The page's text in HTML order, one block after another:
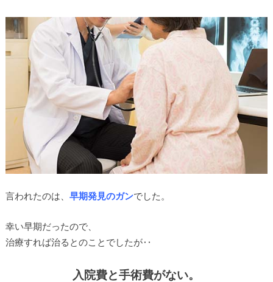
言われたのは、 早期発見のガンでした。
幸い早期だったので、
治療すれば治るとのことでしたが‥
入院費と手術費がない。